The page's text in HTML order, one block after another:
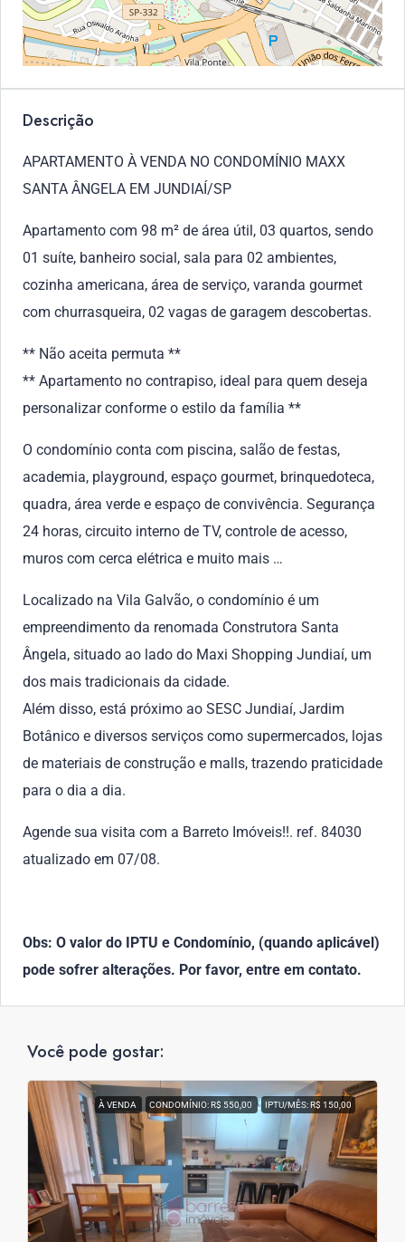
Descrição
APARTAMENTO À VENDA NO CONDOMÍNIO MAXX
SANTA ÂNGELA EM JUNDIAÍ/SP
Apartamento com 98 m² de área útil, 03 quartos, sendo
01 suíte, banheiro social, sala para 02 ambientes,
cozinha americana, área de serviço, varanda gourmet
com churrasqueira, 02 vagas de garagem descobertas.
** Não aceita permuta **
** Apartamento no contrapiso, ideal para quem deseja
personalizar conforme o estilo da família **
O condomínio conta com piscina, salão de festas,
academia, playground, espaço gourmet, brinquedoteca,
quadra, área verde e espaço de convivência. Segurança
24 horas, circuito interno de TV, controle de acesso,
muros com cerca elétrica e muito mais …
Localizado na Vila Galvão, o condomínio é um
empreendimento da renomada Construtora Santa
Ângela, situado ao lado do Maxi Shopping Jundiaí, um
dos mais tradicionais da cidade.
Além disso, está próximo ao SESC Jundiaí, Jardim
Botânico e diversos serviços como supermercados, lojas
de materiais de construção e malls, trazendo praticidade
para o dia a dia.
Agende sua visita com a Barreto Imóveis!!. ref. 84030
atualizado em 07/08.
Obs: O valor do IPTU e Condomínio, (quando aplicável)
pode sofrer alterações. Por favor, entre em contato.
Você pode gostar:
À VENDA CONDOMÍNIO: R$ 550,00 IPTU/MÊS: R$ 150,00